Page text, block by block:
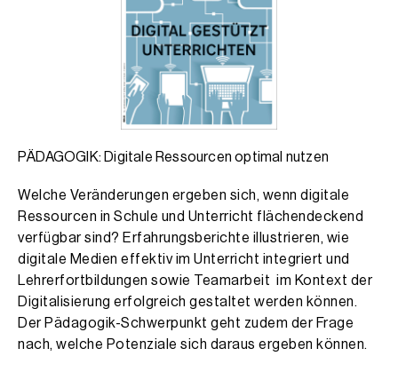
PÄDAGOGIK: Digitale Ressourcen optimal nutzen
Welche Veränderungen ergeben sich, wenn digitale
Ressourcen in Schule und Unterricht flächendeckend
verfügbar sind? Erfahrungsberichte illustrieren, wie
digitale Medien effektiv im Unterricht integriert und
Lehrerfortbildungen sowie Teamarbeit im Kontext der
Digitalisierung erfolgreich gestaltet werden können.
Der Pädagogik-Schwerpunkt geht zudem der Frage
nach, welche Potenziale sich daraus ergeben können.